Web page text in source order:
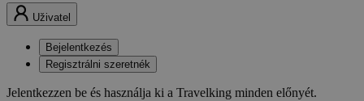
Uživatel
Bejelentkezés
Regisztrálni szeretnék
Jelentkezzen be és használja ki a Travelking minden előnyét.